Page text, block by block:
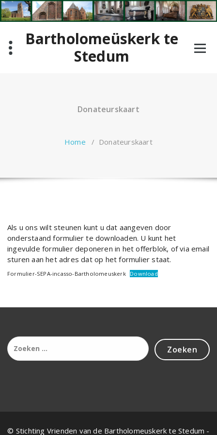
Ga
naar
de
Bartholomeüskerk te
Stedum
Donateurskaart
Home / Donateurskaart
Als u ons wilt steunen kunt u dat aangeven door
onderstaand formulier te downloaden. U kunt het
ingevulde formulier deponeren in het offerblok, of via email
sturen aan het adres dat op het formulier staat.
Formulier-SEPA-incasso-Bartholomeuskerk Download
Zoeken
naar:
© Stichting Vrienden van de Bartholomeuskerk te Stedum -